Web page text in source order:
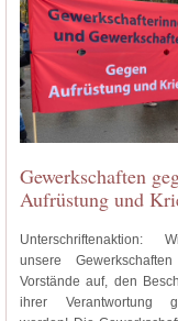
Gewerkschaften
Aufrüstung und
Unterschriftenaktion:
unsere
Vorstände auf, den
ihrer Verantwortung